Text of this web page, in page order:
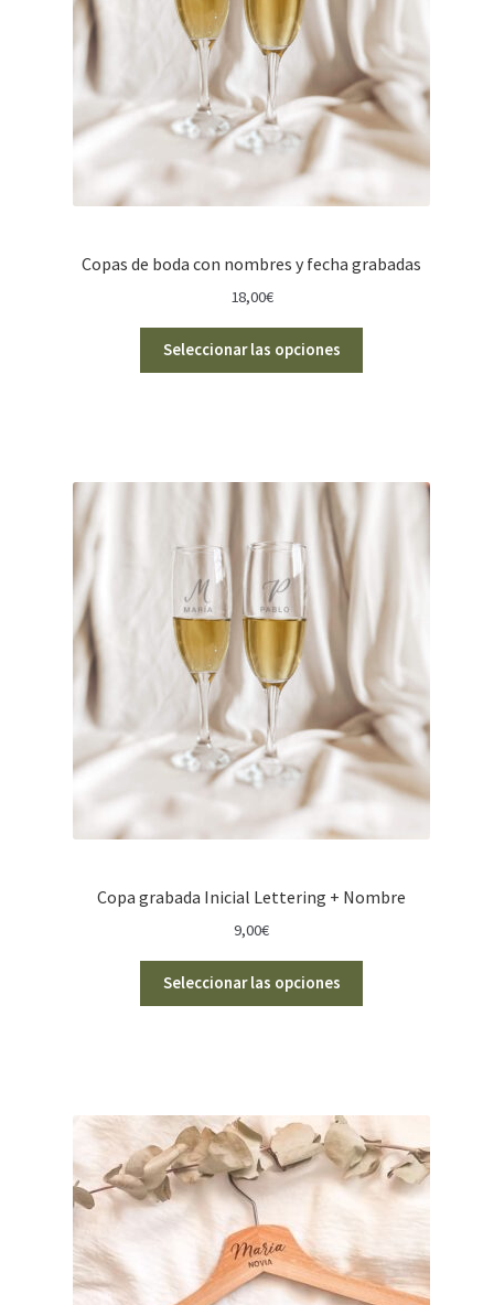
Copas de boda con nombres y fecha grabadas
18,00€
Seleccionar las opciones
Copa grabada Inicial Lettering + Nombre
9,00€
Seleccionar las opciones